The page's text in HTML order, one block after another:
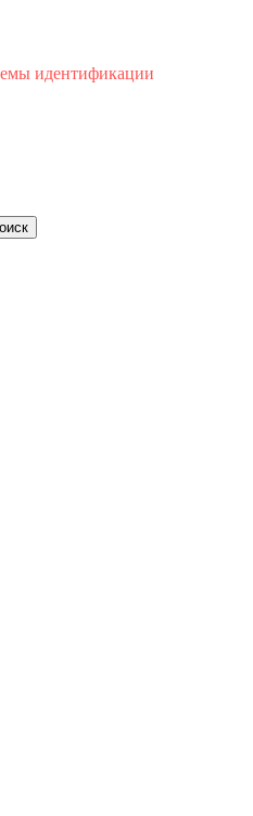
идентификации